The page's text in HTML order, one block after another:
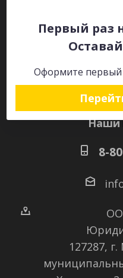
Первый раз
Оформите первый
Наши
8-
127287,